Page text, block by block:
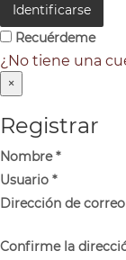
Identificarse
Recuérdeme
¿No tiene una
×
Registrar
Nombre*
Usuario *
Dirección de
Confirme la